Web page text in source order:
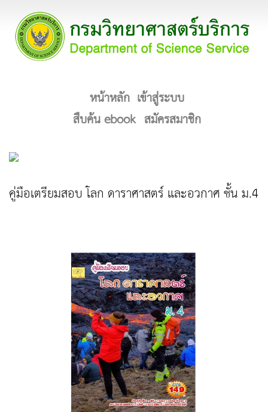
หน้าหลัก เข้าสู่ระบบ
สืบค้น ebook สมัครสมาชิก
คู่มือเตรียมสอบ โลก ดาราศาสตร์ และอวกาศ ชั้น ม.4